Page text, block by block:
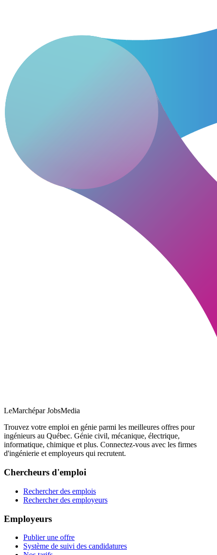
LeMarchépar JobsMedia
Trouvez votre emploi en génie parmi les meilleures offres pour
ingénieurs au Québec. Génie civil, mécanique, électrique,
informatique, chimique et plus. Connectez-vous avec les firmes
d'ingénierie et employeurs qui recrutent.
Chercheurs d'emploi
Rechercher des emplois
Rechercher des employeurs
Employeurs
Publier une offre
Système de suivi des candidatures